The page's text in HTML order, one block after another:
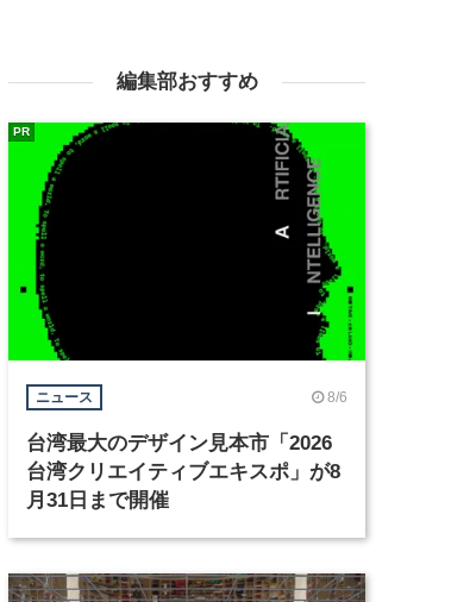
編集部おすすめ
ニュース 8/6
台湾最大のデザイン見本市「2026
台湾クリエイティブエキスポ」が8
月31日まで開催
PR